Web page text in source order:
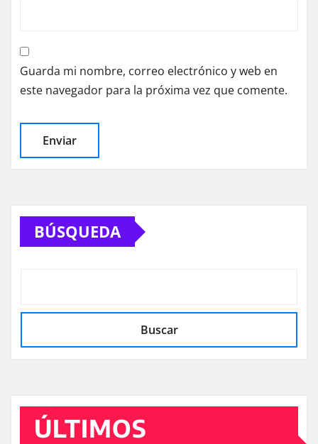
Guarda mi nombre, correo electrónico y web en
este navegador para la próxima vez que comente.
BÚSQUEDA
Buscar
ÚLTIMOS